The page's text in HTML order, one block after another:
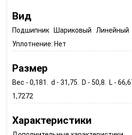
Вид
Подшипник Шариковый Линейный
Уплотнение: Нет
Размер
Вес - 0,181. d - 31,75. D - 50,8. L -
1,7272
Характеристики